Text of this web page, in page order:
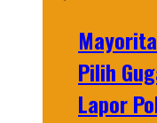
Pilih
Lapor